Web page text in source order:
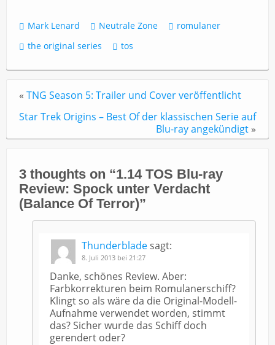
Mark Lenard Neutrale Zone
romulaner
the original series
tos
« TNG Season 5: Trailer und Cover veröffentlicht
Star Trek Origins – Best Of der klassischen Serie auf
Blu-ray angekündigt »
3 thoughts on “1.14 TOS Blu-ray
Review: Spock unter Verdacht
(Balance Of Terror)”
Thunderblade sagt:
8. Juli 2013 bei 21:27
Danke, schönes Review. Aber:
Farbkorrekturen beim Romulanerschiff?
Klingt so als wäre da die Original-Modell-
Aufnahme verwendet worden, stimmt
das? Sicher wurde das Schiff doch
gerendert oder?